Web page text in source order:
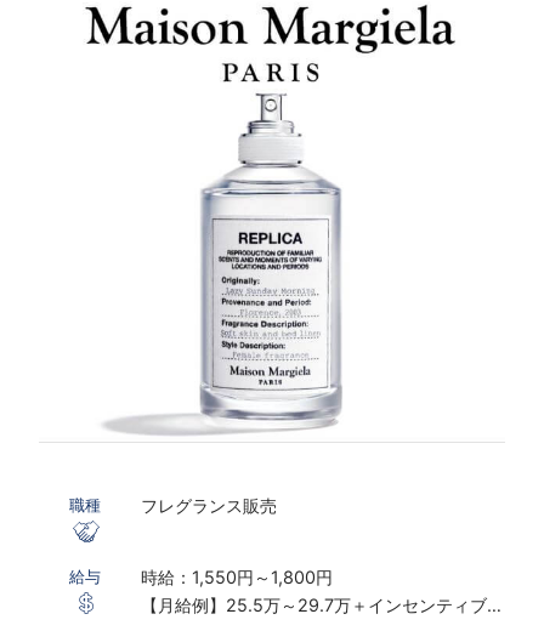
職種 フレグランス販売
給与
時給：1,550円～1,800円
【月給例】25.5万～29.7万＋インセンティブ制